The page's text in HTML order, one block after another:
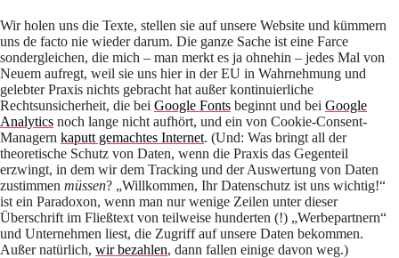
Wir holen uns die Texte, stellen sie auf unsere Website und kümmern
uns de facto nie wieder darum. Die ganze Sache ist eine Farce
sondergleichen, die mich – man merkt es ja ohnehin – jedes Mal von
Neuem aufregt, weil sie uns hier in der EU in Wahrnehmung und
gelebter Praxis nichts gebracht hat außer kontinuierliche
Rechtsunsicherheit, die bei Google Fonts beginnt und bei Google
Analytics noch lange nicht aufhört, und ein von Cookie-Consent-
Managern kaputt gemachtes Internet. (Und: Was bringt all der
theoretische Schutz von Daten, wenn die Praxis das Gegenteil
erzwingt, in dem wir dem Tracking und der Auswertung von Daten
zustimmen müssen? „Willkommen, Ihr Datenschutz ist uns wichtig!“
ist ein Paradoxon, wenn man nur wenige Zeilen unter dieser
Überschrift im Fließtext von teilweise hunderten (!) „Werbepartnern“
und Unternehmen liest, die Zugriff auf unsere Daten bekommen.
Außer natürlich, wir bezahlen, dann fallen einige davon weg.)